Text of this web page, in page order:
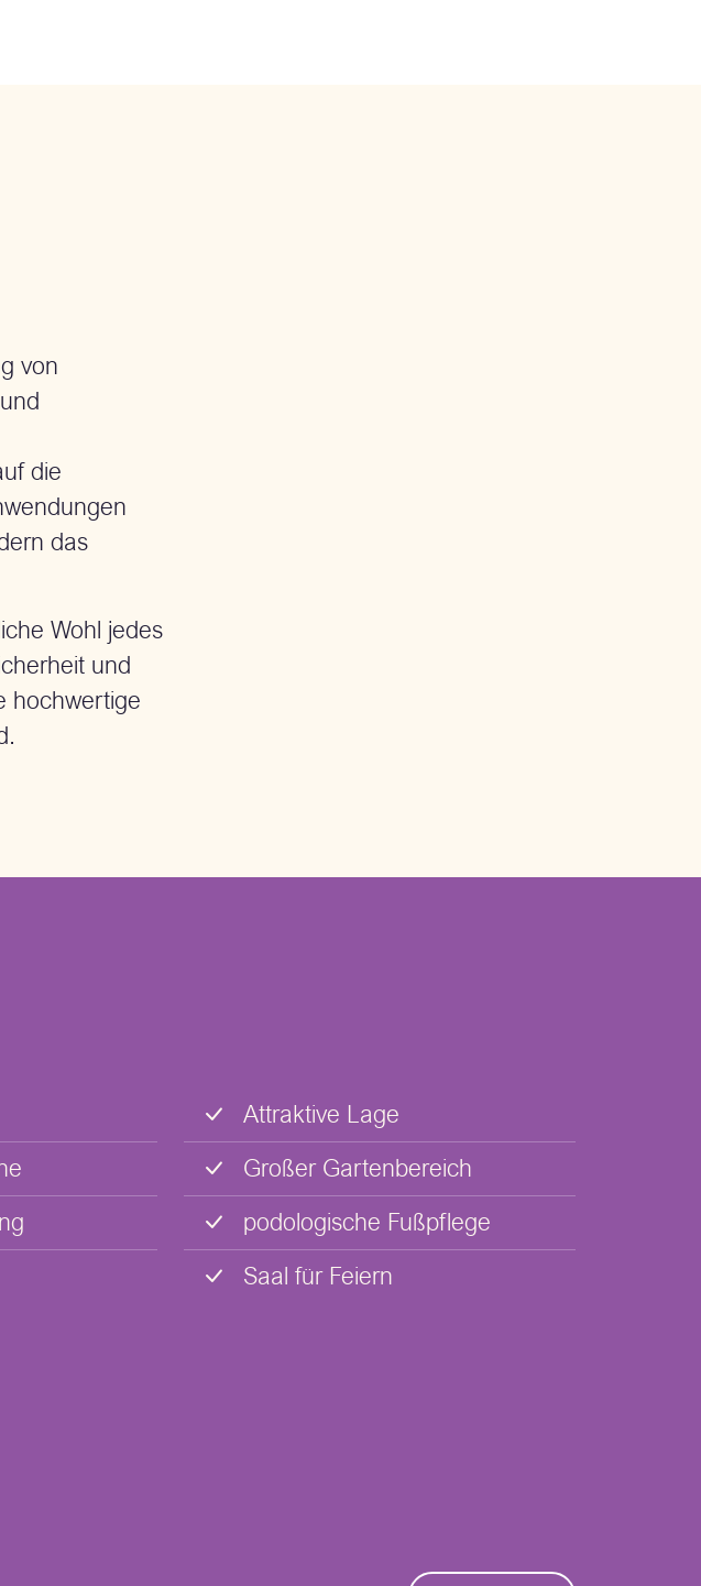
von
die
das
Wohl jedes
und
hochwertige
Attraktive Lage
Großer Gartenbereich
podologische Fußpflege
Saal für Feiern